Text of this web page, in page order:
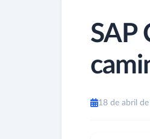
SAP
18 de abril